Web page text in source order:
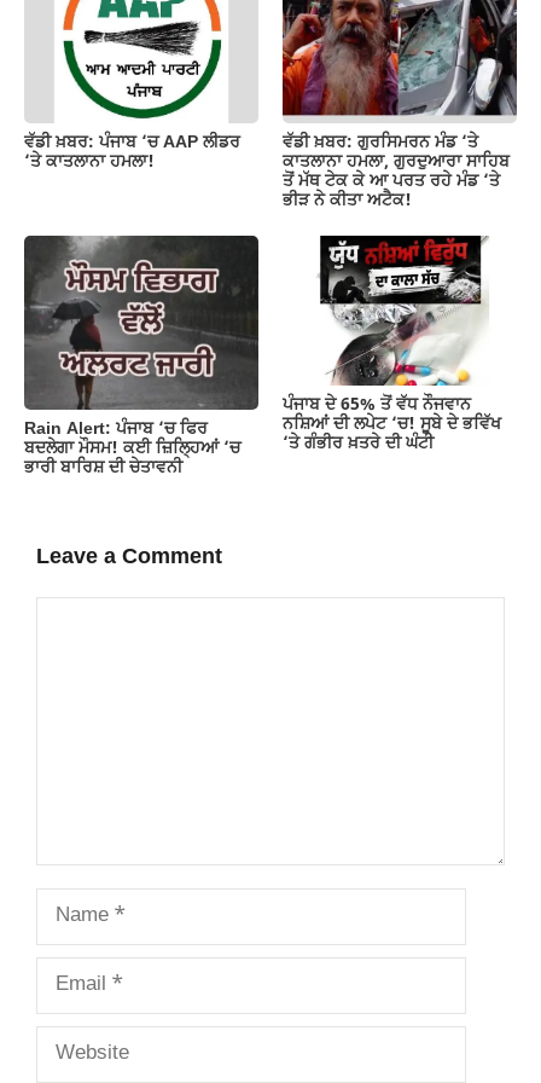
ਵੱਡੀ ਖ਼ਬਰ: ਪੰਜਾਬ ‘ਚ AAP ਲੀਡਰ
‘ਤੇ ਕਾਤਲਾਨਾ ਹਮਲਾ!
ਵੱਡੀ ਖ਼ਬਰ: ਗੁਰਸਿਮਰਨ ਮੰਡ ‘ਤੇ
ਕਾਤਲਾਨਾ ਹਮਲਾ, ਗੁਰਦੁਆਰਾ ਸਾਹਿਬ
ਤੋਂ ਮੱਥ ਟੇਕ ਕੇ ਆ ਪਰਤ ਰਹੇ ਮੰਡ ‘ਤੇ
ਭੀੜ ਨੇ ਕੀਤਾ ਅਟੈਕ!
Rain Alert: ਪੰਜਾਬ ‘ਚ ਫਿਰ
ਬਦਲੇਗਾ ਮੌਸਮ! ਕਈ ਜ਼ਿਲ੍ਹਿਆਂ ‘ਚ
ਭਾਰੀ ਬਾਰਿਸ਼ ਦੀ ਚੇਤਾਵਨੀ
ਪੰਜਾਬ ਦੇ 65% ਤੋਂ ਵੱਧ ਨੌਜਵਾਨ
ਨਸ਼ਿਆਂ ਦੀ ਲਪੇਟ ‘ਚ! ਸੂਬੇ ਦੇ ਭਵਿੱਖ
‘ਤੇ ਗੰਭੀਰ ਖ਼ਤਰੇ ਦੀ ਘੰਟੀ
Leave a Comment
Name
Email
Website